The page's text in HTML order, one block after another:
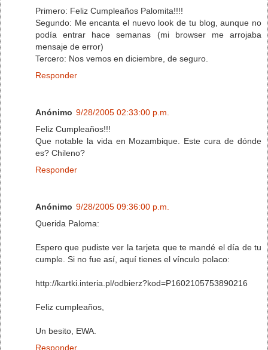
Primero: Feliz Cumpleaños Palomita!!!!
Segundo: Me encanta el nuevo look de tu blog, aunque no
podía entrar hace semanas (mi browser me arrojaba
mensaje de error)
Tercero: Nos vemos en diciembre, de seguro.
Responder
Anónimo 9/28/2005 02:33:00 p.m.
Feliz Cumpleaños!!!
Que notable la vida en Mozambique. Este cura de dónde
es? Chileno?
Responder
Anónimo 9/28/2005 09:36:00 p.m.
Querida Paloma:
Espero que pudiste ver la tarjeta que te mandé el día de tu
cumple. Si no fue así, aquí tienes el vínculo polaco:
http://kartki.interia.pl/odbierz?kod=P1602105753890216
Feliz cumpleaños,
Un besito, EWA.
Responder